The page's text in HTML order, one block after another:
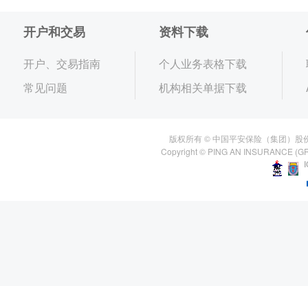
开户和交易
开户、交易指南
常见问题
资料下载
个人业务表格下载
机构相关单据下载
版权所有 © 中国平安保险（集团）股
Copyright © PING AN INSURANCE